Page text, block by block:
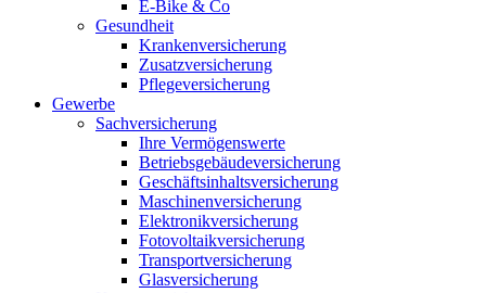
E-Bike & Co
Gesundheit
Krankenversicherung
Zusatzversicherung
Pflegeversicherung
Gewerbe
Sachversicherung
Ihre Vermögenswerte
Betriebsgebäudeversicherung
Geschäftsinhaltsversicherung
Maschinenversicherung
Elektronikversicherung
Fotovoltaikversicherung
Transportversicherung
Glasversicherung